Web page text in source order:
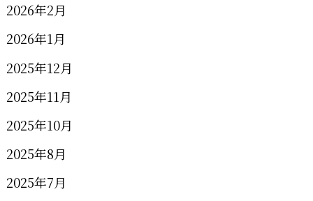
2026年2月
2026年1月
2025年12月
2025年11月
2025年10月
2025年8月
2025年7月